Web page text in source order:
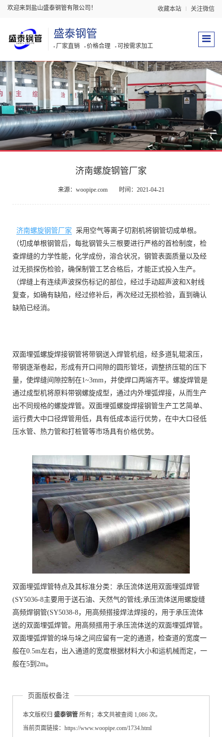
欢迎来到盐山盛泰钢管有限公司！ 收藏本站 关注微信
盛泰钢管
厂家直销 价格合理 可按需求加工
济南螺旋钢管厂家
来源：woopipe.com 时间：2021-04-21
济南螺旋钢管厂家 采用空气等离子切割机将钢管切成单根。
（切成单根钢管后，每批钢管头三根要进行严格的首检制度，检
查焊缝的力学性能，化学成份，溶合状况，钢管表面质量以及经
过无损探伤检验，确保制管工艺合格后，才能正式投入生产。
（焊缝上有连续声波探伤标记的部位，经过手动超声波和X射线
复查，如确有缺陷，经过修补后，再次经过无损检验，直到确认
缺陷已经消。
双面埋弧螺旋焊接钢管将带钢送入焊管机组，经多道轧辊滚压，
带钢逐渐卷起，形成有开口间隙的圆形管坯，调整挤压辊的压下
量，使焊缝间隙控制在1~3mm，并使焊口两端齐平。螺旋焊管是
通过成型机将原料带钢螺旋成型，通过内外埋弧焊接，从而生产
出不同规格的螺旋焊管。双面埋弧螺旋焊接钢管生产工艺简单、
运行费大中口径焊管用低，具有低成本运行优势，在中大口径低
压水管、热力管和打桩管等市场具有价格优势。
双面埋弧焊管特点及其标准分类：承压流体送用双面埋弧焊管
(SY5036-8主要用于送石油、天然气的管线;承压流体送用螺旋缝
高频焊钢管(SY5038-8，用高频搭接焊法焊接的，用于承压流体
送的双面埋弧焊管。用高频搭用于承压流体送的双面埋弧焊管。
双面埋弧焊管的垛与垛之间应留有一定的通道，检查道的宽度一
般在0.5m左右，出入通道的宽度根据材料大小和运机械而定，一
般在5到2m。
页面版权备注
本文版权归 盛泰钢管 所有；本文共被查阅 1,086 次。
当前页面链接：https://www.woopipe.com/1734.html